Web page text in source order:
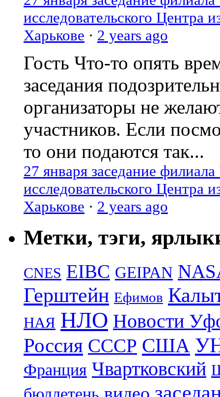
исследовательского Центра
Харькове · 2 years ago
Гость Что-то опять
заседания
организаторы не
участников. Если
то они подаются так...
27 января заседание
исследовательского Центра
Харькове · 2 years ago
Метки, тэги,
CNES EIBC GEIPAN
Герштейн Ефимов
НАЯ НЛО Новости
Россия СССР США
Франция Чвартковский